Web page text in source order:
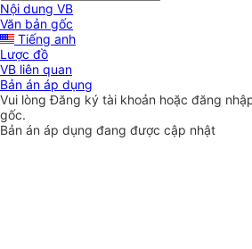
Nội dung VB
Văn bản gốc
Tiếng anh
Lược đồ
VB liên quan
Bản án áp dụng
Vui lòngĐăng ký tài khoản hoặc đăng
gốc.
Bản án áp dụng đang được cập nhật